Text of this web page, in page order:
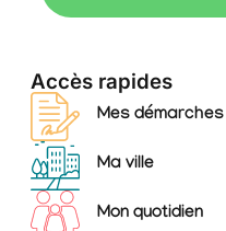
Accès rapides
Mes démarches
Ma ville
Mon quotidien